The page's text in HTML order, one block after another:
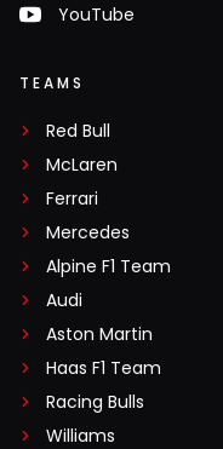
YouTube
TEAMS
Red Bull
McLaren
Ferrari
Mercedes
Alpine F1 Team
Audi
Aston Martin
Haas F1 Team
Racing Bulls
Williams